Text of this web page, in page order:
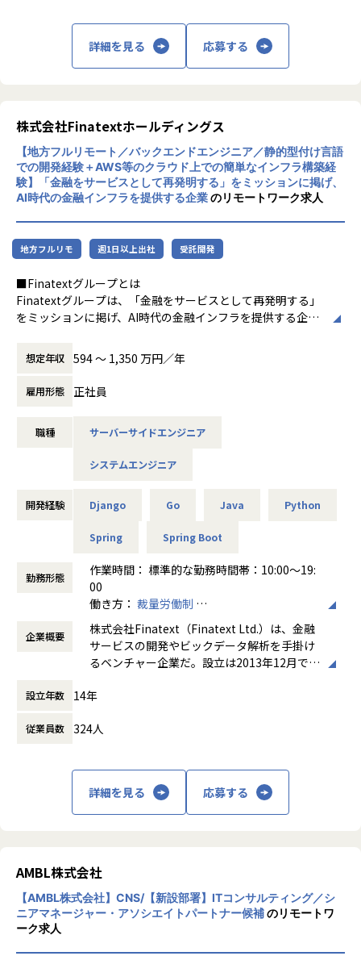
実績と人材基盤があります。
・『Security for AI』を入口に、AIネイティブ総合コンサル
へ。空白市場で第一想起を取りに行くフェーズです。
Senior Manager／Director）に特化した採用です。
事業の中核を、立ち上げフェーズから担っていただきます。
■関連する専門領域
※Zscalerのご経験を軸に、以下の領域のご経験を活かして
SASE・SSE（Zscaler等）／ゼロトラストネットワークアク
／
大規模ネットワーク移行／ファイアウォール・ネットワーク
基盤／クラウドネットワーク設計
■想定年収（グレード別）
▼G2（Director）1,800～2,400万円｜
顧客CxOリレーション、組織拡大まで牽引できる方（実務目
SASE／ネットワークセキュリティ領域で複数プロジェクト
提案・受注から納品までをリードできる方（実務目安7～10
▼G4（Manager）1,000～1,400万円｜
SASE／ネットワークセキュリティ領域でプロジェクト責任
者（PM・PL）として案件を完遂できる方
（実務目安5年以上、またはPM・PL経験）。
トリーダー以上）を対象とした募集です。
【業務の変更の範囲】
キュリティ顧問サービス、人材紹介・採用支
援などです。AI活用の拡大に伴うセキュリテ
ィリスクへの対応を強みとし、リスク管理か
証）およびプライバシーマークを取得してお
り、高い情報セキュリティ水準を維持してい
ます。大手コンサルティングファーム、SIe
r、医療機器メーカー、印刷会社など多様な業
界との取引実績を持つ成長企業です。
詳細を見る 応募する
株式会社Finatextホールディングス
【地方フルリモート／バックエンドエンジニア／静的型付け言語
での開発経験＋AWS等のクラウド上での簡単なインフラ構築経
験】「金融をサービスとして再発明する」をミッションに掲げ、
AI時代の金融インフラを提供する企業のリモートワーク求人
地方フルリモ 週1日以上出社 受託開発
■Finatextグループとは
Finatextグループは、「金融をサービスとして再発明する」
をミッションに掲げ、AI時代の金融インフラを提供する企業
金融のDXを推進し、非金融事業者の金融サービスの参入障壁
を下げることで、金融がもっと暮らしに寄り添う世の中の実
現を目指しています。 金融サービスのあるべき姿をユーザー
視点から見直し、パートナー事業者と共に新しい金融サービ
ータAIソリューションの「株式会社ナウキャスト」、証券ビ
ス」、次世代型デジタル保険の「スマートプラス少額短期保
する「株式会社スマートプラスクレジット」といった事業会
現在、日本の多くの金融機関は、レガシーで重厚長大なシス
テムによって、デジタルな顧客体験を最適化するような改善
が行えないという課題を抱えています。 こういった課題を抱
える日本の金融システムを、モダンな環境（オンプレミス→
クラウド）、技術（Go/コンテナ）、設計（モノリス→マイ
クロサービス）を使って作り直しています。 スタートアップ
ながら、三菱UFJフィナンシャル・グループ、大和証券、MS
&AD、日本生命などの日本を代表する企業とインフラ領域で
協業し、高い評価を得ております。
FintechSHIFT
Finstage リーズアシスト
対話型AIを活用した、金融商品販売特化の集客代行サービ
ス。集客リスト提供のほか、対話型AIのホワイトラベルも提
供。
想定年収 594 〜 1,350 万円／年
雇用形態 正社員
職種 サーバーサイドエンジニア
システムエンジニア
開発経験 Django Go Java Python
Spring Spring Boot
勤務形態
作業時間： 標準的な勤務時間帯：10:00～19:
00
働き方： 裁量労働制
時間外労働の有無： 有（月平均30時間）
休憩時間： 60分
企業概要
株式会社Finatext（Finatext Ltd.）は、金融
サービスの開発やビックデータ解析を手掛け
るベンチャー企業だ。設立は2013年12月で、
事業を展開しております。
グループとして3つの事業を展開し、Finatex
ズムなどを提供しております。累計200万DL
を越える投資コミュニティアプリの開発・運
営も行っております。2016年8月に経営統合
ております。2017年3月に設立された新しい
証券会社、Smartplus（スマートプラス）で
は、次世代証券プラットフォームの確立と、
個人投資家がそれぞれのライフシーンで投資
ります。
設立年数 14年
従業員数 324人
詳細を見る 応募する
AMBL株式会社
【AMBL株式会社】CNS/【新設部署】ITコンサルティング／シ
ニアマネージャー・アソシエイトパートナー候補のリモートワ
ーク求人